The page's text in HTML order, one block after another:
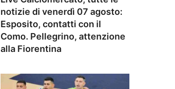
notizie di venerdì 07 agosto:
Esposito, contatti con il
Como. Pellegrino, attenzione
alla Fiorentina